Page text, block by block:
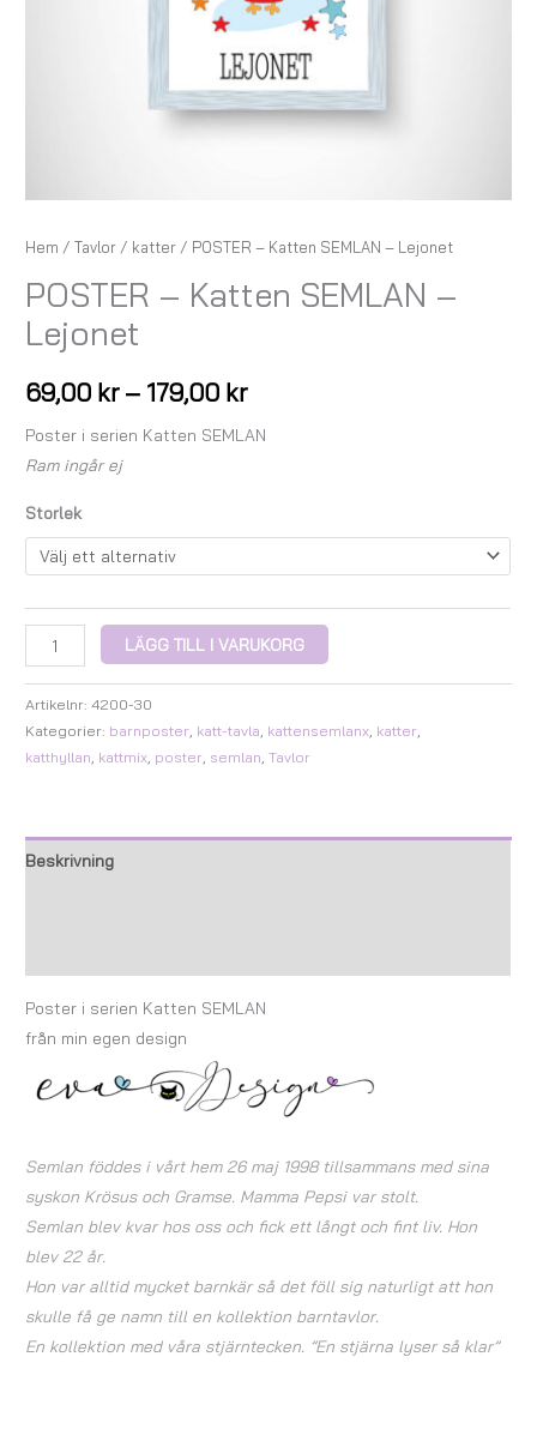
Hem /Tavlor / katter / POSTER – Katten SEMLAN – Lejonet
POSTER – Katten SEMLAN –
Lejonet
69,00 kr – 179,00 kr
Poster i serien Katten SEMLAN
Ram ingår ej
Storlek
LÄGG TILL I VARUKORG
Artikelnr:4200-30
Kategorier: barnposter, katt-tavla, kattensemlanx, katter,
katthyllan, kattmix, poster, semlan,Tavlor
Beskrivning
Poster i serien Katten SEMLAN
från min egen design
Semlan föddes i vårt hem 26 maj 1998 tillsammans med sina
syskon Krösus och Gramse. Mamma Pepsi var stolt.
Semlan blev kvar hos oss och fick ett långt och fint liv. Hon
blev 22 år.
Hon var alltid mycket barnkär så det föll sig naturligt att hon
skulle få ge namn till en kollektion barntavlor.
En kollektion med våra stjärntecken. ”En stjärna lyser så klar”